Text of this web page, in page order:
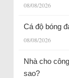
08/08/2026
Cá độ bóng
08/08/2026
Nhà cho
sao?